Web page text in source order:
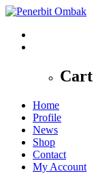
Cart
Home
Profile
News
Shop
Contact
My Account